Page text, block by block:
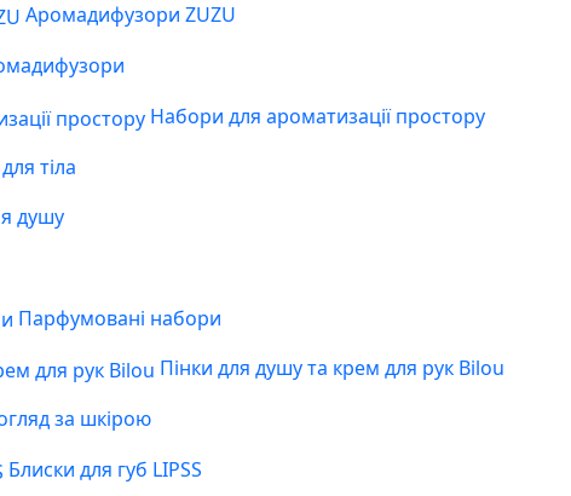
Аромадифузори ZUZU
Набори для ароматизації простору
тіла
душу
Парфумовані набори
Пінки для душу та крем для рук Bilou
за шкірою
Блиски для губ LIPSS